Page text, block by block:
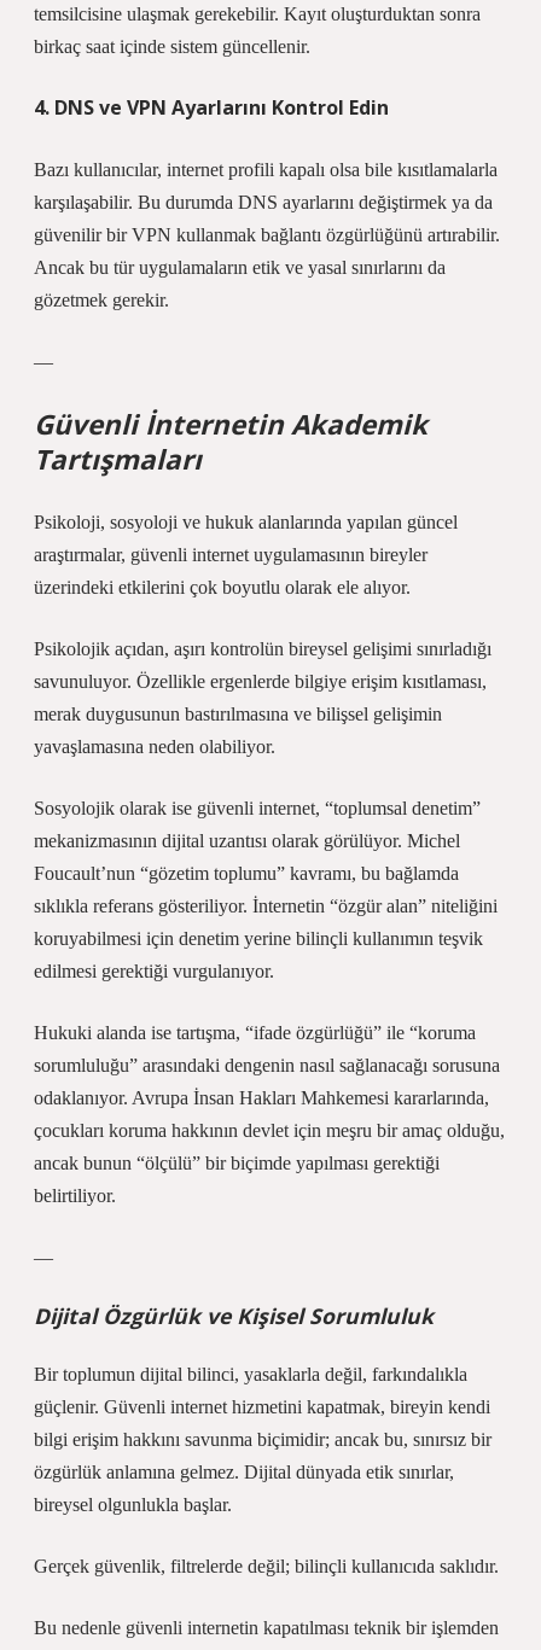
temsilcisine ulaşmak gerekebilir. Kayıt oluşturduktan sonra
birkaç saat içinde sistem güncellenir.
4. DNS ve VPN Ayarlarını Kontrol Edin
Bazı kullanıcılar, internet profili kapalı olsa bile kısıtlamalarla
karşılaşabilir. Bu durumda DNS ayarlarını değiştirmek ya da
güvenilir bir VPN kullanmak bağlantı özgürlüğünü artırabilir.
Ancak bu tür uygulamaların etik ve yasal sınırlarını da
gözetmek gerekir.
—
Güvenli İnternetin Akademik
Tartışmaları
Psikoloji, sosyoloji ve hukuk alanlarında yapılan güncel
araştırmalar, güvenli internet uygulamasının bireyler
üzerindeki etkilerini çok boyutlu olarak ele alıyor.
Psikolojik açıdan, aşırı kontrolün bireysel gelişimi sınırladığı
savunuluyor. Özellikle ergenlerde bilgiye erişim kısıtlaması,
merak duygusunun bastırılmasına ve bilişsel gelişimin
yavaşlamasına neden olabiliyor.
Sosyolojik olarak ise güvenli internet, “toplumsal denetim”
mekanizmasının dijital uzantısı olarak görülüyor. Michel
Foucault’nun “gözetim toplumu” kavramı, bu bağlamda
sıklıkla referans gösteriliyor. İnternetin “özgür alan” niteliğini
koruyabilmesi için denetim yerine bilinçli kullanımın teşvik
edilmesi gerektiği vurgulanıyor.
Hukuki alanda ise tartışma, “ifade özgürlüğü” ile “koruma
sorumluluğu” arasındaki dengenin nasıl sağlanacağı sorusuna
odaklanıyor. Avrupa İnsan Hakları Mahkemesi kararlarında,
çocukları koruma hakkının devlet için meşru bir amaç olduğu,
ancak bunun “ölçülü” bir biçimde yapılması gerektiği
belirtiliyor.
—
Dijital Özgürlük ve Kişisel Sorumluluk
Bir toplumun dijital bilinci, yasaklarla değil, farkındalıkla
güçlenir. Güvenli internet hizmetini kapatmak, bireyin kendi
bilgi erişim hakkını savunma biçimidir; ancak bu, sınırsız bir
özgürlük anlamına gelmez. Dijital dünyada etik sınırlar,
bireysel olgunlukla başlar.
Gerçek güvenlik, filtrelerde değil; bilinçli kullanıcıda saklıdır.
Bu nedenle güvenli internetin kapatılması teknik bir işlemden